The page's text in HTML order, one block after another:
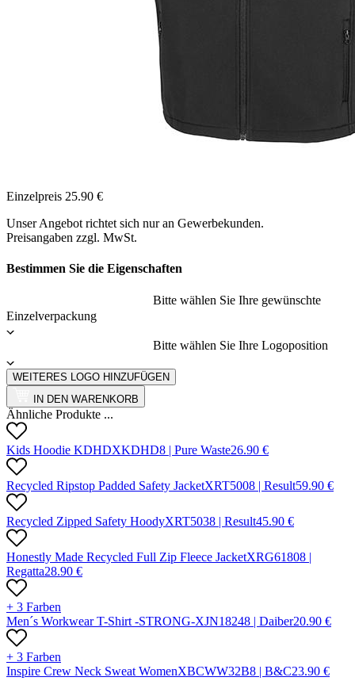
Einzelpreis 25.90 €
Unser Angebot richtet sich nur an Gewerbekunden.
Preisangaben zzgl. MwSt.
Bestimmen Sie die Eigenschaften
Bitte wählen Sie Ihre gewünschte
Einzelverpackung
Bitte wählen Sie Ihre Logoposition
WEITERES LOGO HINZUFÜGEN
IN DEN WARENKORB
Ähnliche Produkte ...
Kids Hoodie KDHDXKDHD8 | Pure Waste26.90 €
Recycled Ripstop Padded Safety JacketXRT5008 | Result59.90 €
Recycled Zipped Safety HoodyXRT5038 | Result45.90 €
Honestly Made Recycled Full Zip Fleece JacketXRG61808 |
Regatta28.90 €
+ 3 Farben
Men´s Workwear T-Shirt -STRONG-XJN18248 | Daiber20.90 €
+ 3 Farben
Inspire Crew Neck Sweat WomenXBCWW32B8 | B&C23.90 €